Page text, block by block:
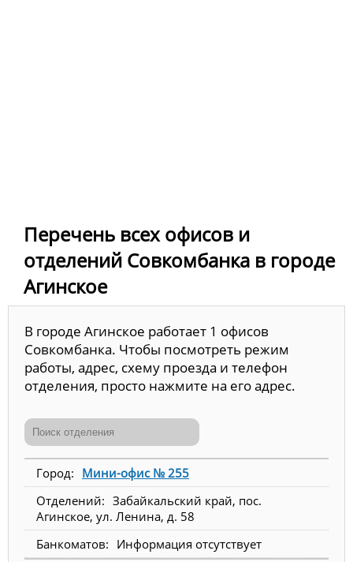
Перечень всех офисов и
отделений Совкомбанка в городе
Агинское
В городе Агинское работает 1 офисов
Совкомбанка. Чтобы посмотреть режим
работы, адрес, схему проезда и телефон
отделения, просто нажмите на его адрес.
Мини-офис № 255
Забайкальский край, пос.
Агинское, ул. Ленина, д. 58
Информация отсутствует